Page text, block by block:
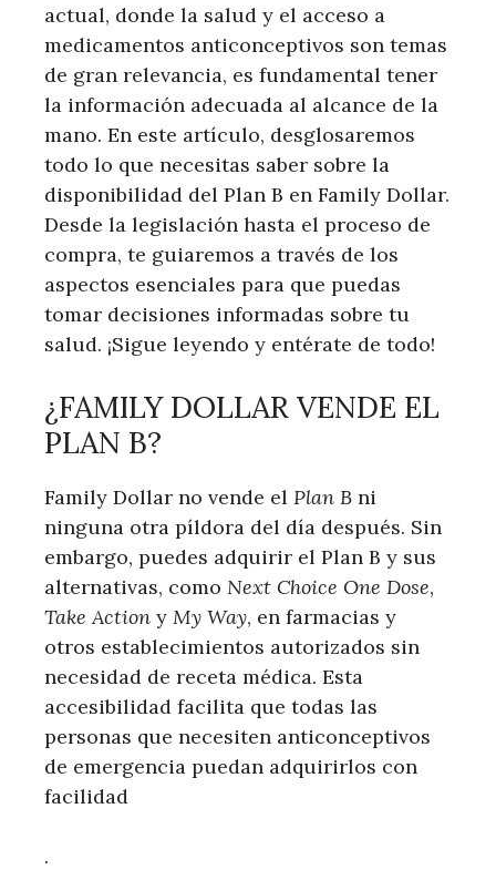
actual, donde la salud y⁢ el acceso a
medicamentos anticonceptivos son temas
de gran relevancia, es fundamental⁣ tener
la ⁢información adecuada al alcance de la
mano. En este artículo, desglosaremos
todo lo que ⁤necesitas saber sobre⁢ la‌
disponibilidad del Plan B en Family Dollar.‌
Desde ⁤la legislación‌ hasta el ⁢proceso ⁤de
‌compra, te guiaremos​ a⁢ través de los
aspectos esenciales para que ⁢puedas
tomar decisiones informadas​ sobre tu
salud. ¡Sigue leyendo y entérate de todo!
¿FAMILY ​DOLLAR VENDE EL
PLAN B?
Family Dollar no‍ vende⁤ el Plan ‍B ni
ninguna otra‍ píldora del‌ día después. Sin⁢
embargo, puedes ​adquirir el Plan B y ‍sus
⁢alternativas, como‌ Next Choice‌ One Dose,
Take Action y⁤ My Way, en farmacias y
otros‍ establecimientos autorizados sin
necesidad de receta médica. Esta⁣
accesibilidad facilita que todas las
personas que necesiten anticonceptivos
de ‌emergencia puedan adquirirlos ⁢con
facilidad
.